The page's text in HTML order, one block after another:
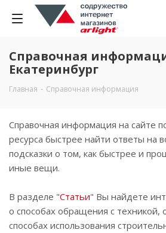
Справочная
Екатеринбург
Главная - Справочная информация
Справочная информация на сайте
ресурса быстрее найти ответы на
подсказки о том, как быстрее и
иные вещи.
В разделе "Статьи" Вы найдете
о способах обращения с техникой,
способах использования